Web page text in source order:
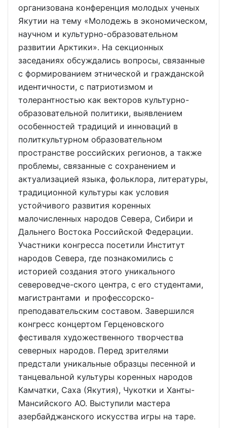
организована конференция молодых ученых
Якутии на тему «Молодежь в экономическом,
научном и культурно-образовательном
развитии Арктики». На секционных
заседаниях обсуждались вопросы, связанные
с формированием этнической и гражданской
идентичности, с патриотизмом и
толерантностью как векторов культурно-
образовательной политики, выявлением
особенностей традиций и инноваций в
политкультурном образовательном
пространстве российских регионов, а также
проблемы, связанные с сохранением и
актуализацией языка, фольклора, литературы,
традиционной культуры как условия
устойчивого развития коренных
малочисленных народов Севера, Сибири и
Дальнего Востока Российской Федерации.
Участники конгресса посетили Институт
народов Севера, где познакомились с
историей создания этого уникального
североведче-ского центра, с его студентами,
магистрантами и профессорско-
преподавательским составом. Завершился
конгресс концертом Герценовского
фестиваля художественного творчества
северных народов. Перед зрителями
предстали уникальные образцы песенной и
танцевальной культуры коренных народов
Камчатки, Саха (Якутия), Чукотки и Ханты-
Мансийского АО. Выступили мастера
азербайджанского искусства игры на таре.